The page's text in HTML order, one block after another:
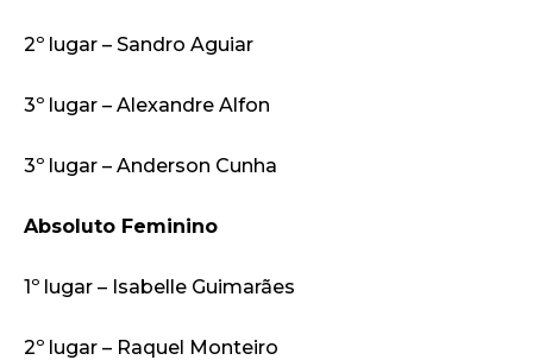
2º lugar – Sandro Aguiar
3º lugar – Alexandre Alfon
3º lugar – Anderson Cunha
Absoluto Feminino
1º lugar – Isabelle Guimarães
2º lugar – Raquel Monteiro